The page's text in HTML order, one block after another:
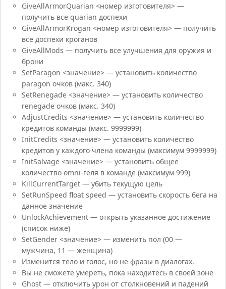
GiveAllArmorQuarian <номер изготовителя> —
получить все quarian доспехи
GiveAllArmorKrogan <номер изготовителя> — получить
все доспехи кроганов
GiveAllMods — получить все улучшения для оружия и
брони
SetParagon <значение> — установить количество
paragon очков (макс. 340)
SetRenegade <значение> — установить количество
renegade очков (макс. 340)
AdjustCredits <значение> — установить количество
кредитов команды (макс. 9999999)
InitCredits <значение> — установить количество
кредитов у каждого члена команды (максимум 9999999)
InitSalvage <значение> — установить общее
количество omni-геля в команде (максимум 999)
KillCurrentTarget — убить текущую цель
SetRunSpeed float speed — установить скорость бега на
данное значение
UnlockAchievement — открыть указанное достижение
(список ниже)
SetGender <значение> — изменить пол (00 —
мужчина, 11 — женщина)
Изменится тело и голос, но не фразы в диалогах.
Вы не сможете умереть, пока находитесь в своей зоне
Ghost — отключить урон от столкновений и падений